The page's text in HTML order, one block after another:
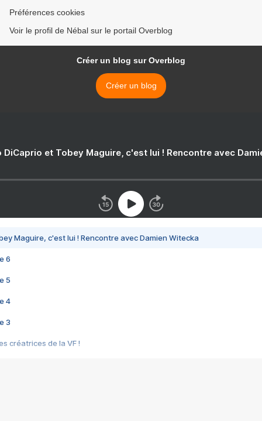
Préférences cookies
Voir le profil de Nébal sur le portail Overblog
Créer un blog sur Overblog
Créer un blog
DiCaprio et Tobey Maguire, c'est lui ! Rencontre avec
Maguire, c'est lui ! Rencontre avec Damien Witecka
6
5
4
3
créatrices de la VF !